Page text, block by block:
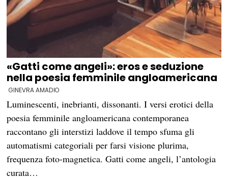
«Gatti come angeli»: eros e seduzione
nella poesia femminile angloamericana
GINEVRA AMADIO
Luminescenti, inebrianti, dissonanti. I versi erotici della
poesia femminile angloamericana contemporanea
raccontano gli interstizi laddove il tempo sfuma gli
automatismi categoriali per farsi visione plurima,
frequenza foto-magnetica. Gatti come angeli, l’antologia
curata…